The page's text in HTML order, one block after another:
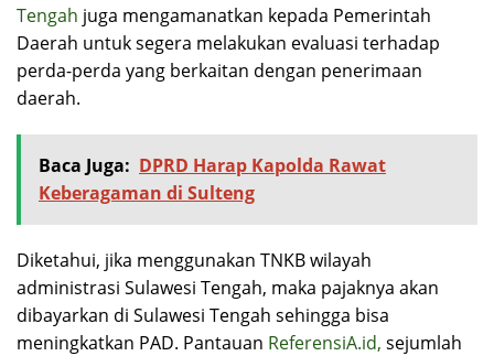
Tengah juga mengamanatkan kepada Pemerintah
Daerah untuk segera melakukan evaluasi terhadap
perda-perda yang berkaitan dengan penerimaan
daerah.
Baca Juga: DPRD Harap Kapolda Rawat
Keberagaman di Sulteng
Diketahui, jika menggunakan TNKB wilayah
administrasi Sulawesi Tengah, maka pajaknya akan
dibayarkan di Sulawesi Tengah sehingga bisa
meningkatkan PAD. Pantauan ReferensiA.id, sejumlah